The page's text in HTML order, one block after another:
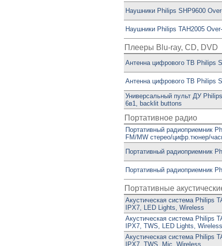
Наушники Philips SHP9600
Наушники Philips TAH2005
Плееры Blu-ray, CD, DVD
Антенна цифрового ТВ Philips
Антенна цифрового ТВ Philips
Универсальный пульт ДУ
6в1, backlit buttons
Портативное радио
Портативный радиоприемник
FM/MW стерео/цифр.тюнер/
Портативный радиоприемник
Портативный радиоприемник
Портативные
Акустическая система Philips
IPX7, LED Lights, Wireless
Акустическая система Philips
IPX7, TWS, LED Lights, Wireless
Акустическая система Philips
IPX7, TWS, Mic, Wireless